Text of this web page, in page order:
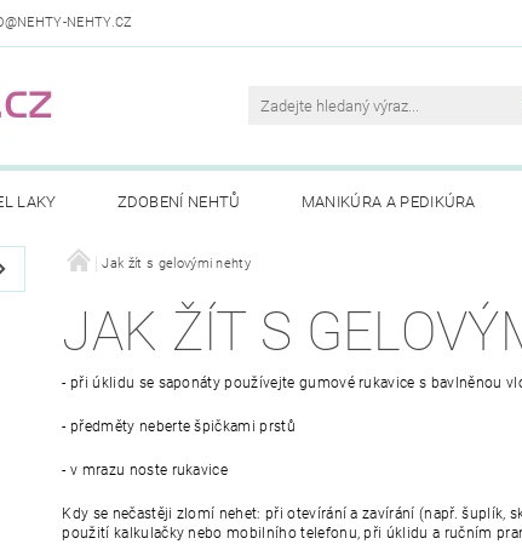
NEHTY.CZ
LAKY ZDOBENÍ NEHTŮ MANIKÚRA A PEDIKÚRA
NAPIŠTE NÁM MOJE OBJEDNÁVKA
Jak žít s gelovými nehty
JAK ŽÍT S
- při úklidu se saponáty používejte gumové rukavice s bavlněnou
- předměty neberte špičkami prstů
- v mrazu noste rukavice
Kdy se nečastěji zlomí nehet: při otevírání a zavírání (např. šuplík,
použití kalkulačky nebo mobilního telefonu, při úklidu a ručním